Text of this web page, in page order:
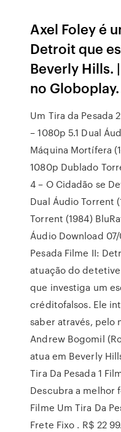
Axel Foley é
Detroit que
Beverly Hills.
no Globoplay.
Um Tira da Pesada
– 1080p 5.1 Dual
Máquina Mortífera
1080p Dublado
4 – O Cidadão se
Dual Áudio Torrent
Torrent (1984)
Áudio Download 07/
Pesada Filme II:
atuação do
que investiga um
créditofalsos. Ele
saber através, pelo
Andrew Bogomil
atua em Beverly
Tira Da Pesada 1
Descubra a melhor
Filme Um Tira Da
Frete Fixo . R$ 22